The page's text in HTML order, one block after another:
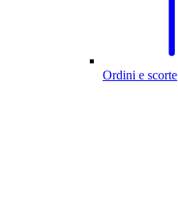
Ordini e scorte